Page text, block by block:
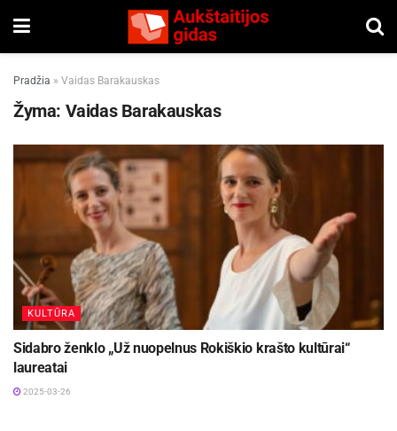
Pradžia » Vaidas Barakauskas
Žyma: Vaidas Barakauskas
KULTŪRA
Sidabro ženklo „Už nuopelnus Rokiškio krašto kultūrai“
laureatai
2025-03-26